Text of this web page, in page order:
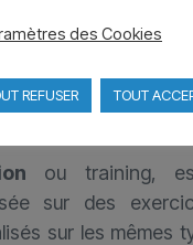
ou training,
sur des
sur les mêmes
des Cookies
REFUSER TOUT